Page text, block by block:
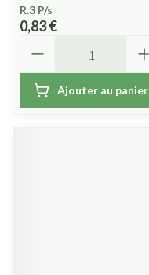
R.3 P/s
0,83 €
Ajouter au panier